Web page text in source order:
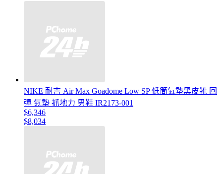
NIKE 耐吉 Air Max Goadome Low SP 低筒氣墊黑皮靴 回
彈 氣墊 抓地力 男鞋 IR2173-001
$6,346
$8,034